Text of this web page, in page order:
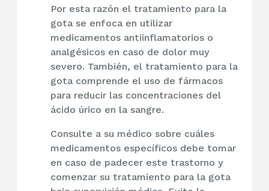
Por esta razón el tratamiento para la
gota se enfoca en utilizar
medicamentos antiinflamatorios o
analgésicos en caso de dolor muy
severo. También, el tratamiento para la
gota comprende el uso de fármacos
para reducir las concentraciones del
ácido úrico en la sangre.
Consulte a su médico sobre cuáles
medicamentos específicos debe tomar
en caso de padecer este trastorno y
comenzar su tratamiento para la gota